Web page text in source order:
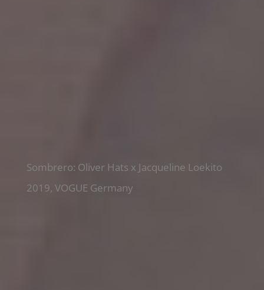
Sombrero: Oliver Hats x Jacqueline Loekito
2019, VOGUE Germany